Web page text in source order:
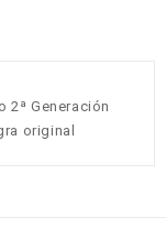
2ª Generación
original